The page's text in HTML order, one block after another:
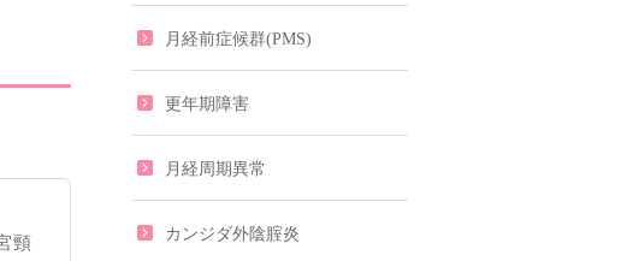
頸
月経前症候群(PMS)
更年期障害
月経周期異常
カンジダ外陰腟炎